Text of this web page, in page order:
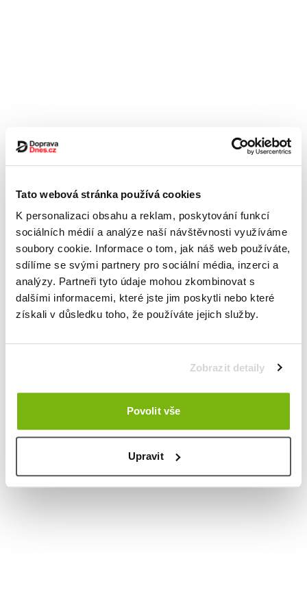
Tato webová stránka používá cookies
K personalizaci obsahu a reklam, poskytování funkcí
sociálních médií a analýze naší návštěvnosti využíváme
soubory cookie. Informace o tom, jak náš web používáte,
sdílíme se svými partnery pro sociální média, inzerci a
analýzy. Partneři tyto údaje mohou zkombinovat s
dalšími informacemi, které jste jim poskytli nebo které
získali v důsledku toho, že používáte jejich služby.
Zobrazit detaily
Povolit vše
Upravit